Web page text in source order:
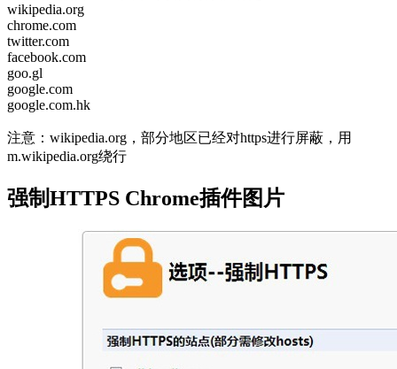
wikipedia.org
chrome.com
twitter.com
facebook.com
goo.gl
google.com
google.com.hk
注意：wikipedia.org，部分地区已经对https进行屏蔽，用
m.wikipedia.org绕行
强制HTTPS Chrome插件图片